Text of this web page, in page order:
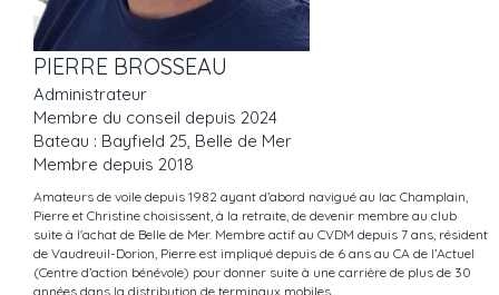
PIERRE BROSSEAU
Administrateur
Membre du conseil depuis 2024
Bateau : Bayfield 25, Belle de Mer
Membre depuis 2018
Amateurs de voile depuis 1982 ayant d’abord navigué au lac Champlain,
Pierre et Christine choisissent, à la retraite, de devenir membre au club
suite à l'achat de Belle de Mer. Membre actif au CVDM depuis 7 ans, résident
de Vaudreuil-Dorion, Pierre est impliqué depuis de 6 ans au CA de l’Actuel
(Centre d’action bénévole) pour donner suite à une carrière de plus de 30
années dans la distribution de terminaux mobiles.